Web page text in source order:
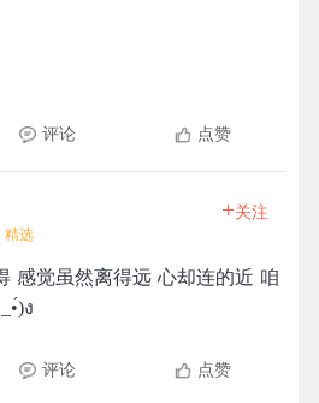
评论 点赞
精选
+关注
感觉虽然离得远 心却连的近 咱
ง
评论 点赞